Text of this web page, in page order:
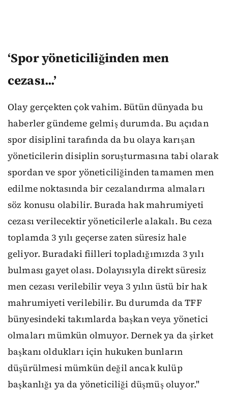
‘Spor yöneticiliğinden men
cezası...’
Olay gerçekten çok vahim. Bütün dünyada bu
haberler gündeme gelmiş durumda. Bu açıdan
spor disiplini tarafında da bu olaya karışan
yöneticilerin disiplin soruşturmasına tabi olarak
spordan ve spor yöneticiliğinden tamamen men
edilme noktasında bir cezalandırma almaları
söz konusu olabilir. Burada hak mahrumiyeti
cezası verilecektir yöneticilerle alakalı. Bu ceza
toplamda 3 yılı geçerse zaten süresiz hale
geliyor. Buradaki fiilleri topladığımızda 3 yılı
bulması gayet olası. Dolayısıyla direkt süresiz
men cezası verilebilir veya 3 yılın üstü bir hak
mahrumiyeti verilebilir. Bu durumda da TFF
bünyesindeki takımlarda başkan veya yönetici
olmaları mümkün olmuyor. Dernek ya da şirket
başkanı oldukları için hukuken bunların
düşürülmesi mümkün değil ancak kulüp
başkanlığı ya da yöneticiliği düşmüş oluyor."